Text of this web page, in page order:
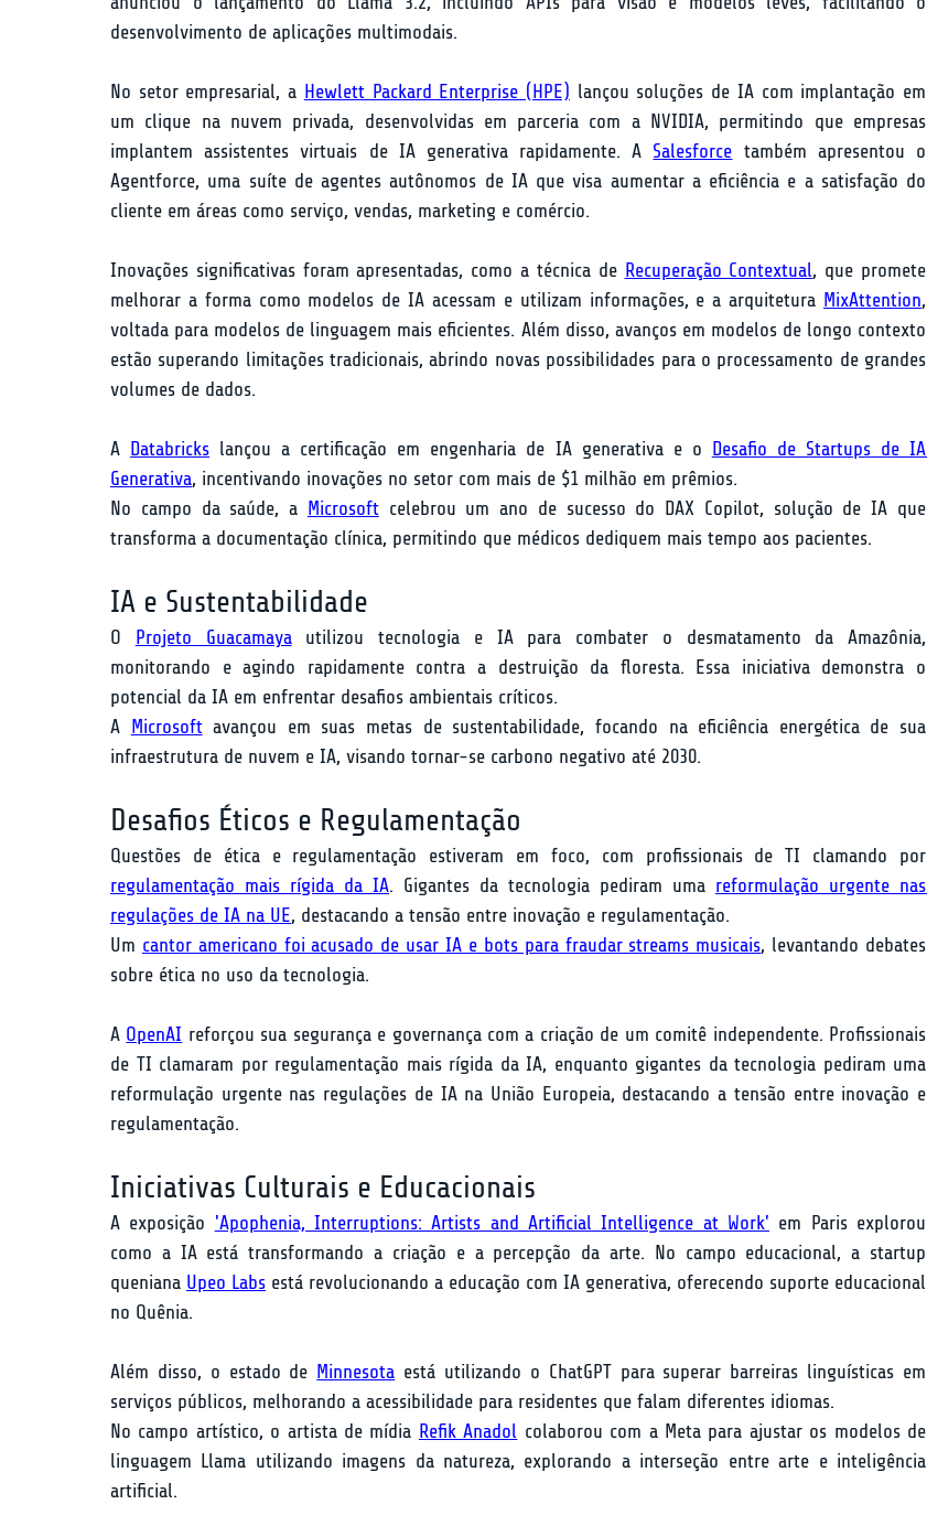
desenvolvimento de aplicações multimodais.
No setor empresarial, a Hewlett Packard Enterprise (HPE) lançou soluções de IA com implantação em
um clique na nuvem privada, desenvolvidas em parceria com a NVIDIA, permitindo que empresas
implantem assistentes virtuais de IA generativa rapidamente. A Salesforce também apresentou o
Agentforce, uma suíte de agentes autônomos de IA que visa aumentar a eficiência e a satisfação do
cliente em áreas como serviço, vendas, marketing e comércio.
Inovações significativas foram apresentadas, como a técnica de Recuperação Contextual, que promete
melhorar a forma como modelos de IA acessam e utilizam informações, e a arquitetura MixAttention,
voltada para modelos de linguagem mais eficientes. Além disso, avanços em modelos de longo contexto
estão superando limitações tradicionais, abrindo novas possibilidades para o processamento de grandes
volumes de dados.
A Databricks lançou a certificação em engenharia de IA generativa e o
Desafio de Startups de IA
Generativa, incentivando inovações no setor com mais de $1 milhão em prêmios.
No campo da saúde, a Microsoft celebrou um ano de sucesso do DAX Copilot, solução de IA que
transforma a documentação clínica, permitindo que médicos dediquem mais tempo aos pacientes.
IA e Sustentabilidade
O Projeto Guacamaya utilizou tecnologia e IA para combater o desmatamento da Amazônia,
monitorando e agindo rapidamente contra a destruição da floresta. Essa iniciativa demonstra o
potencial da IA em enfrentar desafios ambientais críticos.
A
Microsoft avançou em suas metas de sustentabilidade, focando na eficiência energética de sua
infraestrutura de nuvem e IA, visando tornar-se carbono negativo até 2030.
Desafios Éticos e Regulamentação
regulamentação mais rígida da IA. Gigantes da tecnologia pediram uma reformulação urgente nas
regulações de IA na UE, destacando a tensão entre inovação e regulamentação.
Um cantor americano foi acusado de usar IA e bots para fraudar streams musicais, levantando debates
sobre ética no uso da tecnologia.
A OpenAI reforçou sua segurança e governança com a criação de um comitê independente. Profissionais
de TI clamaram por regulamentação mais rígida da IA, enquanto gigantes da tecnologia pediram uma
reformulação urgente nas regulações de IA na União Europeia, destacando a tensão entre inovação e
regulamentação.
Iniciativas Culturais e Educacionais
A exposição 'Apophenia, Interruptions: Artists and Artificial Intelligence at Work' em Paris explorou
como a IA está transformando a criação e a percepção da arte. No campo educacional, a startup
queniana Upeo Labs está revolucionando a educação com IA generativa, oferecendo suporte educacional
no Quênia.
Além disso, o estado de Minnesota está utilizando o ChatGPT para superar barreiras linguísticas em
serviços públicos, melhorando a acessibilidade para residentes que falam diferentes idiomas.
No campo artístico, o artista de mídia Refik Anadol colaborou com a Meta para ajustar os modelos de
linguagem Llama utilizando imagens da natureza, explorando a interseção entre arte e inteligência
artificial.